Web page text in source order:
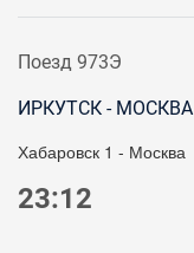
Поезд 973Э
ИРКУТСК - МОСКВА
Хабаровск 1 - Москва
23:12